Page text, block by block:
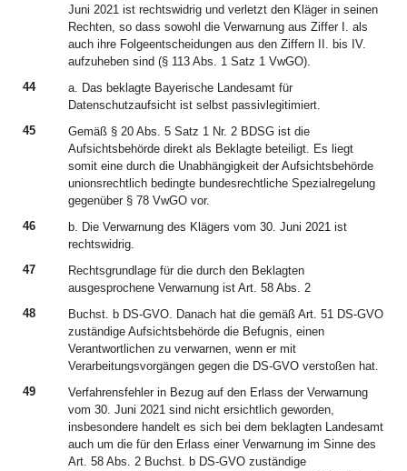
Juni 2021 ist rechtswidrig und verletzt den Kläger in seinen
Rechten, so dass sowohl die Verwarnung aus Ziffer I. als
auch ihre Folgeentscheidungen aus den Ziffern II. bis IV.
aufzuheben sind (§ 113 Abs. 1 Satz 1 VwGO).
44
a. Das beklagte Bayerische Landesamt für
Datenschutzaufsicht ist selbst passivlegitimiert.
45
Gemäß § 20 Abs. 5 Satz 1 Nr. 2 BDSG ist die
Aufsichtsbehörde direkt als Beklagte beteiligt. Es liegt
somit eine durch die Unabhängigkeit der Aufsichtsbehörde
unionsrechtlich bedingte bundesrechtliche Spezialregelung
gegenüber § 78 VwGO vor.
46
b. Die Verwarnung des Klägers vom 30. Juni 2021 ist
rechtswidrig.
47
Rechtsgrundlage für die durch den Beklagten
ausgesprochene Verwarnung ist Art. 58 Abs. 2
48
Buchst. b DS-GVO. Danach hat die gemäß Art. 51 DS-GVO
zuständige Aufsichtsbehörde die Befugnis, einen
Verantwortlichen zu verwarnen, wenn er mit
Verarbeitungsvorgängen gegen die DS-GVO verstoßen hat.
49
Verfahrensfehler in Bezug auf den Erlass der Verwarnung
vom 30. Juni 2021 sind nicht ersichtlich geworden,
insbesondere handelt es sich bei dem beklagten Landesamt
auch um die für den Erlass einer Verwarnung im Sinne des
Art. 58 Abs. 2 Buchst. b DS-GVO zuständige